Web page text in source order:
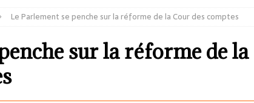
Le Parlement se penche sur la réforme de la Cour des comptes
sur la réforme de la